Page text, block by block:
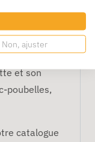
toujours
dire
et son
poubelles,
catalogue
Non, ajuster